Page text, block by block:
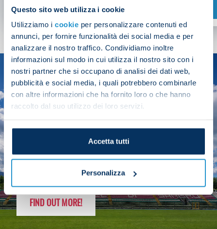
Questo sito web utilizza i cookie
Utilizziamo i cookie per personalizzare contenuti ed
annunci, per fornire funzionalità dei social media e per
analizzare il nostro traffico. Condividiamo inoltre
informazioni sul modo in cui utilizza il nostro sito con i
nostri partner che si occupano di analisi dei dati web,
pubblicità e social media, i quali potrebbero combinarle
con altre informazioni che ha fornito loro o che hanno
raccolto dal suo utilizzo dei loro servizi.
Accetta tutti
Personalizza
SHOP NOW
SEASON
2025/26
FOLLOW THE CHAMPS' JOURNEY
FIND OUT MORE!